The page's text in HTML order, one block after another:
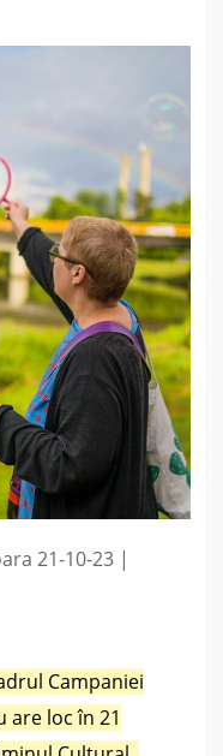
21-10-23 |
Campaniei
are loc în 21